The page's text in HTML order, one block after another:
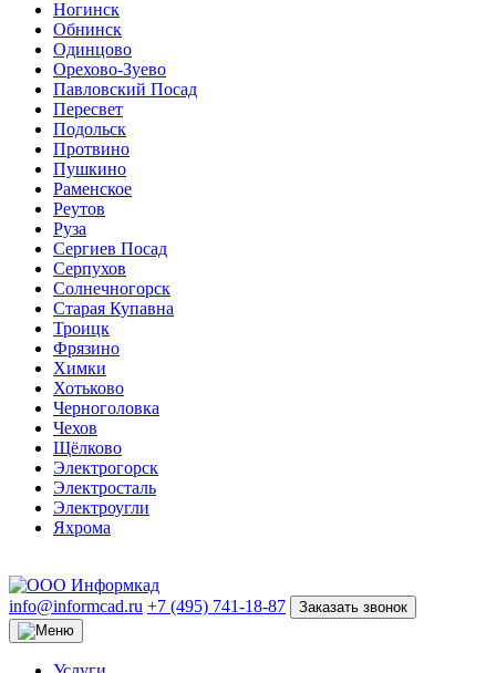
Ногинск
Обнинск
Одинцово
Орехово-Зуево
Павловский Посад
Пересвет
Подольск
Протвино
Пушкино
Раменское
Реутов
Руза
Сергиев Посад
Серпухов
Солнечногорск
Старая Купавна
Троицк
Фрязино
Химки
Хотьково
Черноголовка
Чехов
Щёлково
Электрогорск
Электросталь
Электроугли
Яхрома
info@informcad.ru +7 (495) 741-18-87 Заказать звонок